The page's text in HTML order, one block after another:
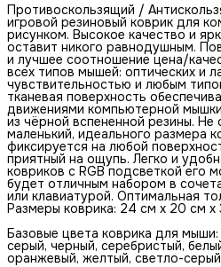
Противоскользящий /
игровой резиновый коврик для
рисунком. Высокое качество и
оставит никого равнодушным.
и лучшее соотношение цена/
всех типов мышей: оптических и
чувствительностью и любым
тканевая поверхность
движениями компьютерной
из чёрной вспененной резины.
маленький, идеального размера
фиксируется на любой
приятный на ощупь. Легко и
ковриков с RGB подсветкой его
будет отличным набором в
или клавиатурой. Оптимальная
Размеры коврика: 24 см x 20 см x
Базовые цвета коврика для мыши:
серый, черный, серебристый,
оранжевый, желтый, светло-